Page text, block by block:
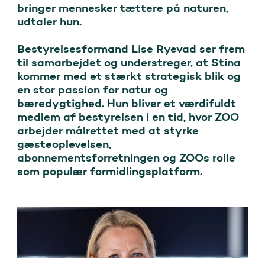
bringer mennesker tættere på naturen,
udtaler hun.
Bestyrelsesformand Lise Ryevad ser frem
til samarbejdet og understreger, at Stina
kommer med et stærkt strategisk blik og
en stor passion for natur og
bæredygtighed. Hun bliver et værdifuldt
medlem af bestyrelsen i en tid, hvor ZOO
arbejder målrettet med at styrke
gæsteoplevelsen,
abonnementsforretningen og ZOOs rolle
som populær formidlingsplatform.